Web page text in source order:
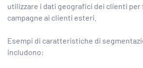
utilizzare i dati geografici dei clienti per
campagne ai clienti esteri.
Esempi di caratteristiche di
includono: